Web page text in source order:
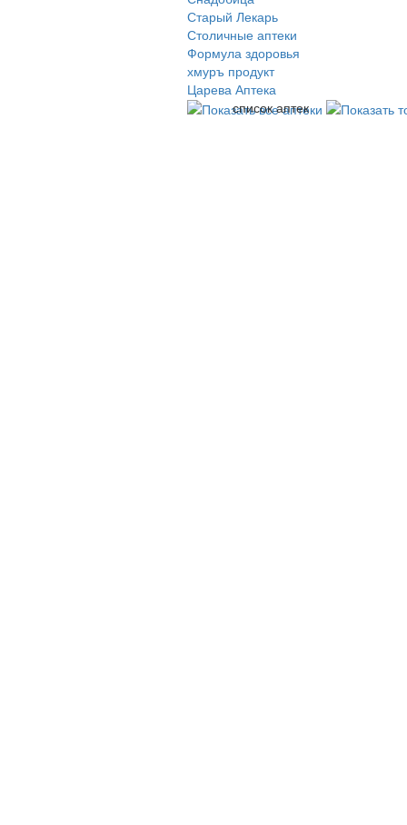
Старый Лекарь
Столичные аптеки
Формула здоровья
хмуръ продукт
Царева Аптека
список аптек